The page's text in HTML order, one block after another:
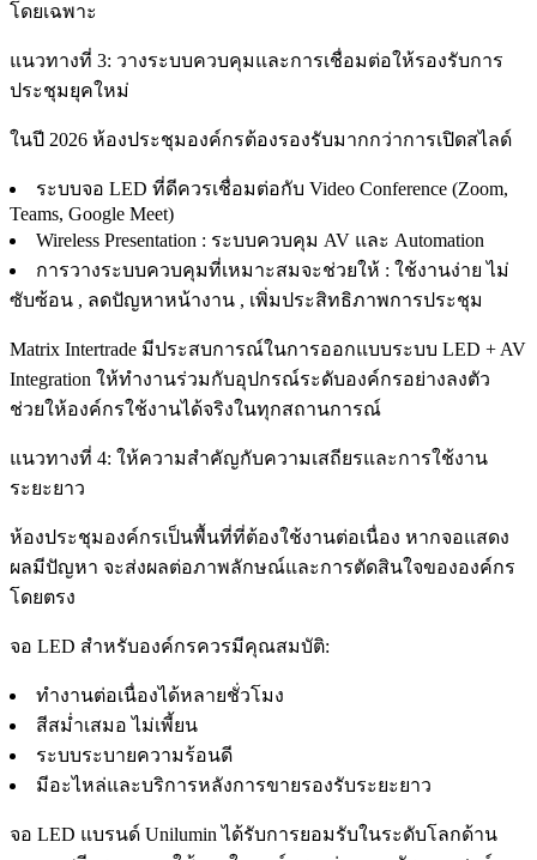
โดยเฉพาะ
แนวทางที่ 3: วางระบบควบคุมและการเชื่อมต่อให้รองรับการ
ประชุมยุคใหม่
ในปี 2026 ห้องประชุมองค์กรต้องรองรับมากกว่าการเปิดสไลด์
ระบบจอ LED ที่ดีควรเชื่อมต่อกับ Video Conference (Zoom,
Teams, Google Meet)
Wireless Presentation : ระบบควบคุม AV และ Automation
การวางระบบควบคุมที่เหมาะสมจะช่วยให้ : ใช้งานง่าย ไม่
ซับซ้อน , ลดปัญหาหน้างาน , เพิ่มประสิทธิภาพการประชุม
Matrix Intertrade มีประสบการณ์ในการออกแบบระบบ LED + AV
Integration ให้ทำงานร่วมกับอุปกรณ์ระดับองค์กรอย่างลงตัว
ช่วยให้องค์กรใช้งานได้จริงในทุกสถานการณ์
แนวทางที่ 4: ให้ความสำคัญกับความเสถียรและการใช้งาน
ระยะยาว
ห้องประชุมองค์กรเป็นพื้นที่ที่ต้องใช้งานต่อเนื่อง หากจอแสดง
ผลมีปัญหา จะส่งผลต่อภาพลักษณ์และการตัดสินใจขององค์กร
โดยตรง
จอ LED สำหรับองค์กรควรมีคุณสมบัติ:
ทำงานต่อเนื่องได้หลายชั่วโมง
สีสม่ำเสมอ ไม่เพี้ยน
ระบบระบายความร้อนดี
มีอะไหล่และบริการหลังการขายรองรับระยะยาว
จอ LED แบรนด์ Unilumin ได้รับการยอมรับในระดับโลกด้าน